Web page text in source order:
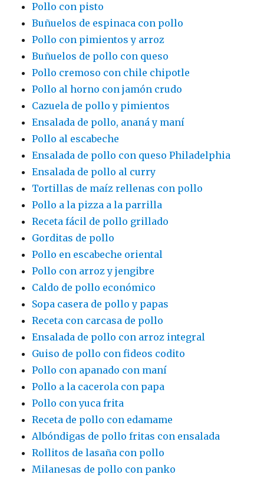
Pollo con pisto
Buñuelos de espinaca con pollo
Pollo con pimientos y arroz
Buñuelos de pollo con queso
Pollo cremoso con chile chipotle
Pollo al horno con jamón crudo
Cazuela de pollo y pimientos
Ensalada de pollo, ananá y maní
Pollo al escabeche
Ensalada de pollo con queso Philadelphia
Ensalada de pollo al curry
Tortillas de maíz rellenas con pollo
Pollo a la pizza a la parrilla
Receta fácil de pollo grillado
Gorditas de pollo
Pollo en escabeche oriental
Pollo con arroz y jengibre
Caldo de pollo económico
Sopa casera de pollo y papas
Receta con carcasa de pollo
Ensalada de pollo con arroz integral
Guiso de pollo con fideos codito
Pollo con apanado con maní
Pollo a la cacerola con papa
Pollo con yuca frita
Receta de pollo con edamame
Albóndigas de pollo fritas con ensalada
Rollitos de lasaña con pollo
Milanesas de pollo con panko